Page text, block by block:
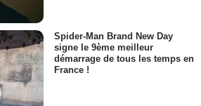
Spider-Man Brand New Day
signe le 9ème meilleur
démarrage de tous les temps en
France !